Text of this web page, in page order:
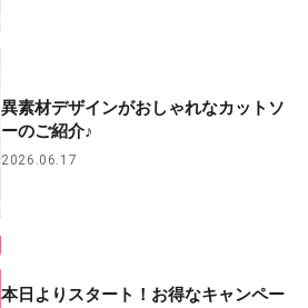
異素材デザインがおしゃれなカットソ
ーのご紹介♪
2026.06.17
本日よりスタート！お得なキャンペー